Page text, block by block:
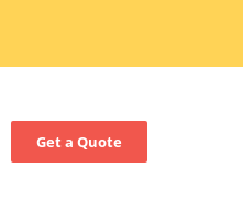
Get a Quote